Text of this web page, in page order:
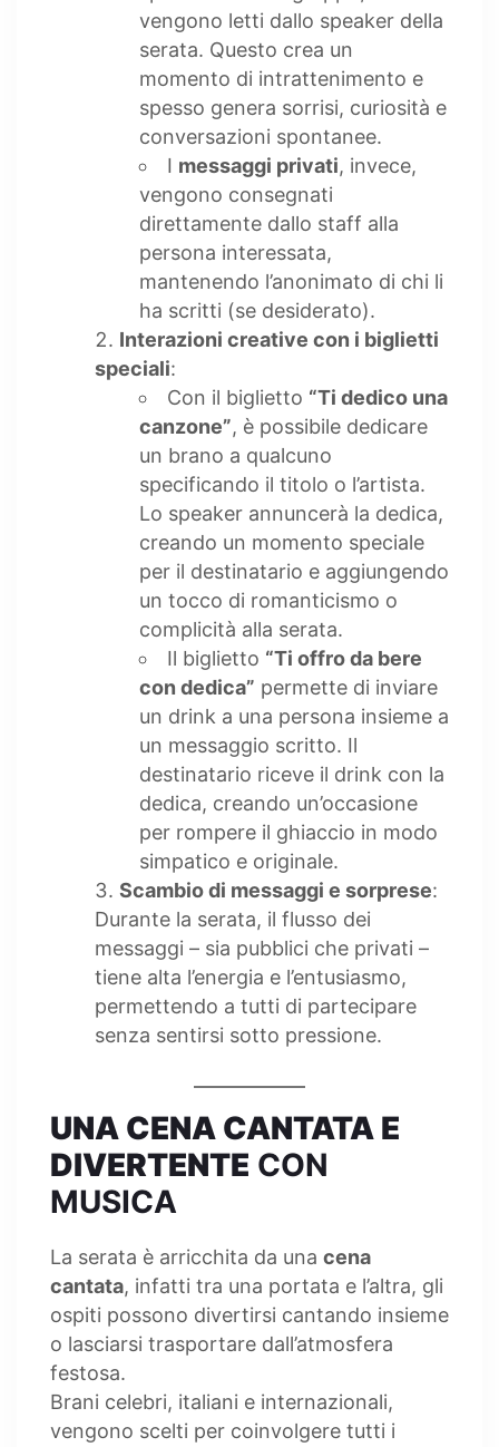
vengono letti dallo speaker della
serata. Questo crea un
momento di intrattenimento e
spesso genera sorrisi, curiosità e
conversazioni spontanee.
I messaggi privati, invece,
vengono consegnati
direttamente dallo staff alla
persona interessata,
mantenendo l’anonimato di chi li
ha scritti (se desiderato).
Interazioni creative con i biglietti
speciali:
Con il biglietto “Ti dedico una
canzone”, è possibile dedicare
un brano a qualcuno
specificando il titolo o l’artista.
Lo speaker annuncerà la dedica,
creando un momento speciale
per il destinatario e aggiungendo
un tocco di romanticismo o
complicità alla serata.
Il biglietto “Ti offro da bere
con dedica” permette di inviare
un drink a una persona insieme a
un messaggio scritto. Il
destinatario riceve il drink con la
dedica, creando un’occasione
per rompere il ghiaccio in modo
simpatico e originale.
Scambio di messaggi e sorprese:
Durante la serata, il flusso dei
messaggi – sia pubblici che privati –
tiene alta l’energia e l’entusiasmo,
permettendo a tutti di partecipare
senza sentirsi sotto pressione.
UNA CENA CANTATA E
DIVERTENTE CON
MUSICA
La serata è arricchita da una cena
cantata, infatti tra una portata e l’altra, gli
ospiti possono divertirsi cantando insieme
o lasciarsi trasportare dall’atmosfera
festosa.
Brani celebri, italiani e internazionali,
vengono scelti per coinvolgere tutti i